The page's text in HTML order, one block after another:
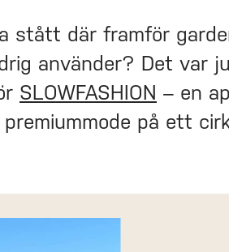
stått där framför
använder? Det var
SLOWFASHION – en
premiummode på ett